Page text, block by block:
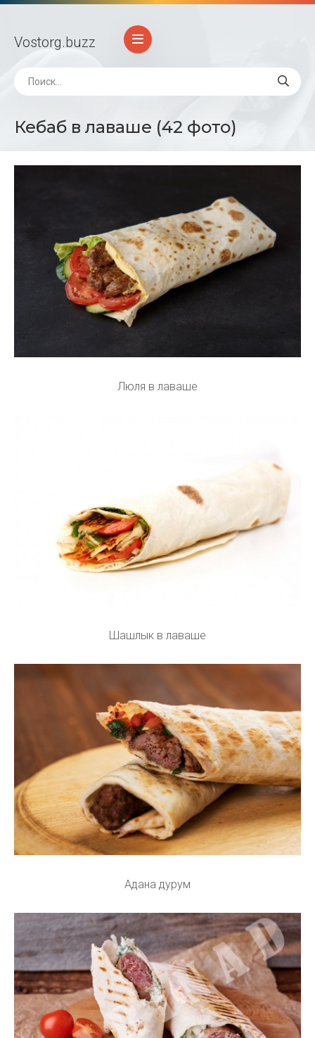
Vostorg.buzz
Кебаб в лаваше (42 фото)
Люля в лаваше
Шашлык в лаваше
Адана дурум